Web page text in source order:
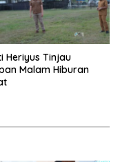
Heriyus Tinjau
Malam Hiburan